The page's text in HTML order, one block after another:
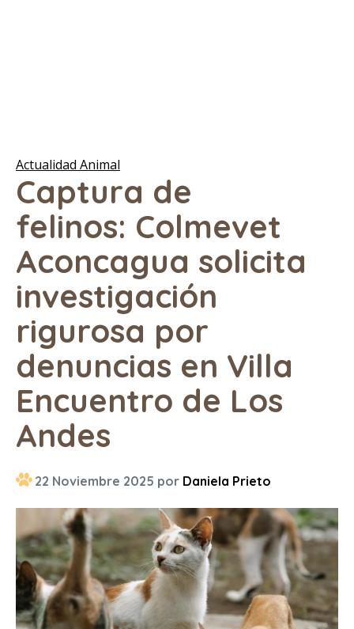
Actualidad Animal
Captura de
felinos: Colmevet
Aconcagua solicita
investigación
rigurosa por
denuncias en Villa
Encuentro de Los
Andes
22 Noviembre 2025 por Daniela Prieto